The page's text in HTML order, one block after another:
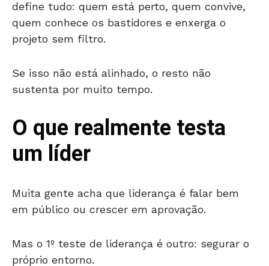
define tudo: quem está perto, quem convive,
quem conhece os bastidores e enxerga o
projeto sem filtro.
Se isso não está alinhado, o resto não
sustenta por muito tempo.
O que realmente testa
um líder
Muita gente acha que liderança é falar bem
em público ou crescer em aprovação.
Mas o 1º teste de liderança é outro: segurar o
próprio entorno.